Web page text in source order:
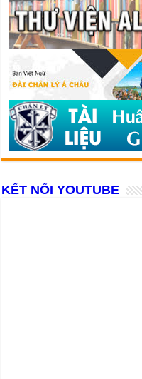
KẾT NỐI YOUTUBE